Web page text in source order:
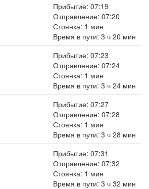
Прибытие: 07:19
Отправление: 07:20
Стоянка: 1 мин
Время в пути: 3 ч 20 мин
Прибытие: 07:23
Отправление: 07:24
Стоянка: 1 мин
Время в пути: 3 ч 24 мин
Прибытие: 07:27
Отправление: 07:28
Стоянка: 1 мин
Время в пути: 3 ч 28 мин
Прибытие: 07:31
Отправление: 07:32
Стоянка: 1 мин
Время в пути: 3 ч 32 мин